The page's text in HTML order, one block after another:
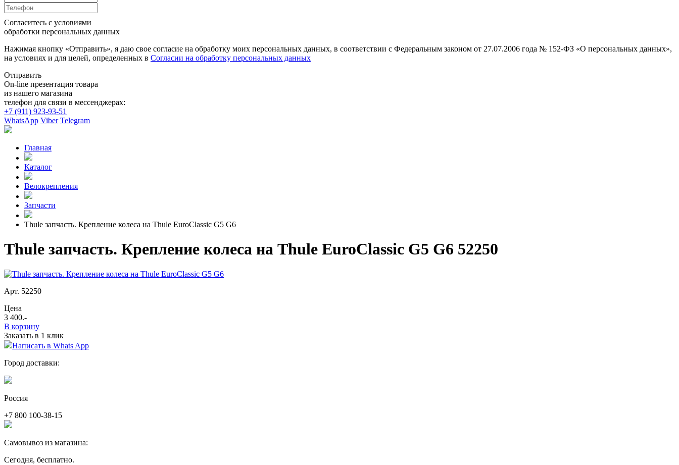
Согласитесь с условиями
обработки персональных данных
Нажимая кнопку «Отправить», я даю свое согласие на обработку моих персональных данных, в соответствии с Федеральным законом от 27.07.2006 года № 152-ФЗ «О персональных данных»,
на условиях и для целей, определенных в Согласии на обработку персональных данных
Отправить
On-line презентация товара
из нашего магазина
телефон для связи в мессенджерах:
+7 (911) 923-93-51
WhatsApp Viber Telegram
Главная
Каталог
Велокрепления
Запчасти
Thule запчасть. Крепление колеса на Thule EuroClassic G5 G6
Thule запчасть. Крепление колеса на Thule EuroClassic G5 G6 52250
Арт. 52250
Цена
3 400.-
В корзину
Заказать в 1 клик
Написать в Whats App
Город доставки:
Россия
+7 800 100-38-15
Самовывоз из магазина:
Сегодня, бесплатно.